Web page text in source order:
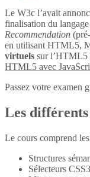
Le W3c l’avait
finalisation du langage
Recommendation
en utilisant HTML5,
virtuels sur l’HTML5
HTML5 avec
Passez votre examen
Les
Le cours comprend
Structures
Sélecteurs